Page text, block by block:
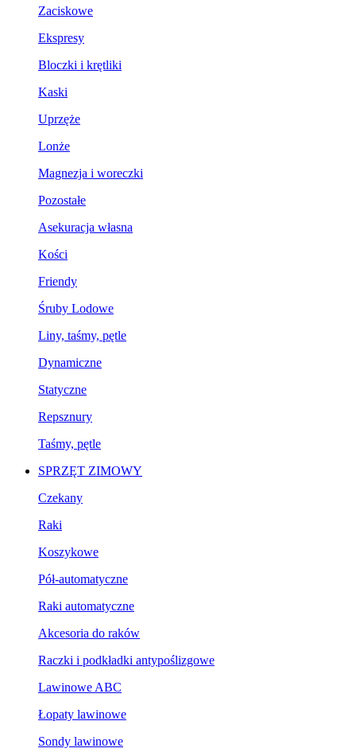
Zaciskowe
Ekspresy
Bloczki i krętliki
Kaski
Uprzęże
Lonże
Magnezja i woreczki
Pozostałe
Asekuracja własna
Kości
Friendy
Śruby Lodowe
Liny, taśmy, pętle
Dynamiczne
Statyczne
Repsznury
Taśmy, pętle
SPRZĘT ZIMOWY
Czekany
Raki
Koszykowe
Pół-automatyczne
Raki automatyczne
Akcesoria do raków
Raczki i podkładki antypoślizgowe
Lawinowe ABC
Łopaty lawinowe
Sondy lawinowe